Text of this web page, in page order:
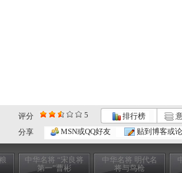
评分 5 排行榜
分享
MSN或QQ好友 贴到博客或
中华名将 “宋良将
第一”曹彬
中华名将 明代名
将与鸟枪